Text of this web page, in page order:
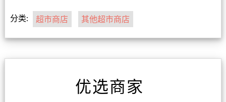
分类: 超市商店 其他超市商店
优选商家